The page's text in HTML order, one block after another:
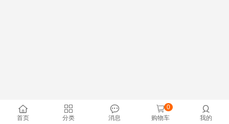

首页

分类

消息

购物车
0 
我的